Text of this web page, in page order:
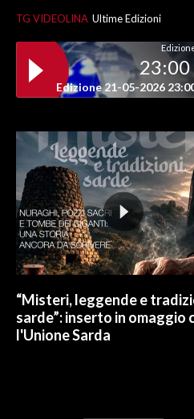
TG VIDEOLINA Ultime Edizioni
23:00
Edizione 21-05-2026
“Misteri, leggende e
sarde”: inserto in omaggio
l'Unione Sarda